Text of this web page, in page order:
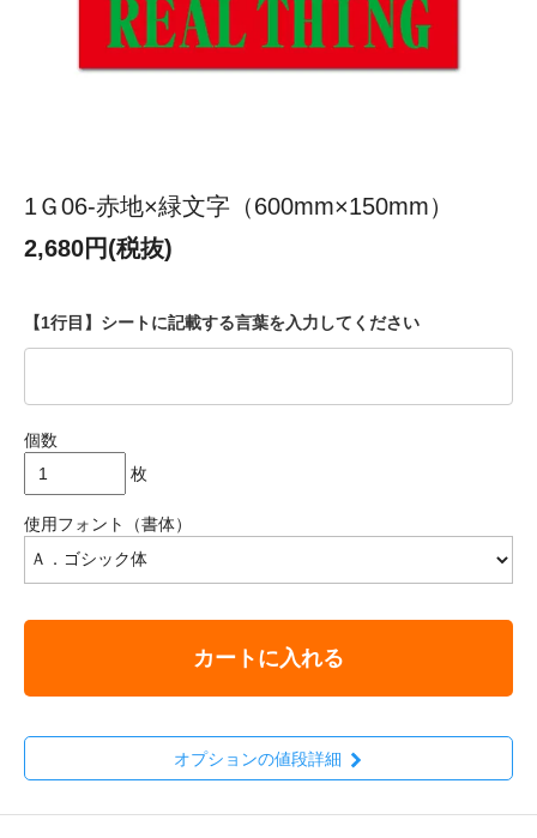
1Ｇ06-赤地×緑文字（600mm×150mm）
2,680円(税抜)
【1行目】シートに記載する言葉を入力してください
個数
枚
使用フォント（書体）
カートに入れる
オプションの値段詳細